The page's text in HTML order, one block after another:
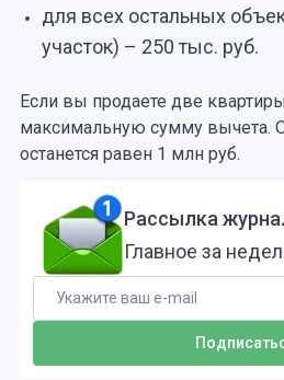
для всех остальных
участок) – 250 тыс. руб.
Если вы продаете две
максимальную сумму вычета.
останется равен 1 млн руб.
Рассылка
Главное за